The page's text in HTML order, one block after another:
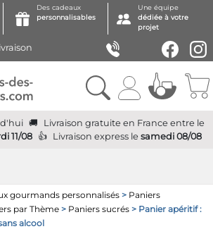
Des cadeaux
personnalisables
Une équipe
dédiée à votre
projet
Livraison gratuite en France entre le
11/08 Livraison expressle samedi 08/08
gourmands personnalisés > Paniers
par Thème > Paniers sucrés > Panier apéritif :
alcool